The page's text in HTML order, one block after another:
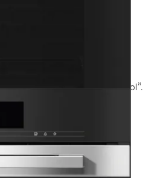
naudoti tinkle ir “TasteControl”.
klasės etiketė